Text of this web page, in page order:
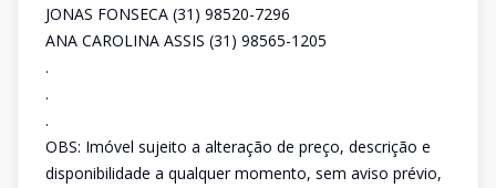
JONAS FONSECA (31) 98520-7296
ANA CAROLINA ASSIS (31) 98565-1205
.
.
.
OBS: Imóvel sujeito a alteração de preço, descrição e
disponibilidade a qualquer momento, sem aviso prévio,